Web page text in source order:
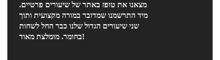
מצאנו את טופז באתר של שיעורים פרטיים.
מיד התרשמנו שמדובר במורה מקצועית ותוך
שני שיעורים הגדול שלנו כבר החל לשחות
בחומר. מומלצת מאוד!